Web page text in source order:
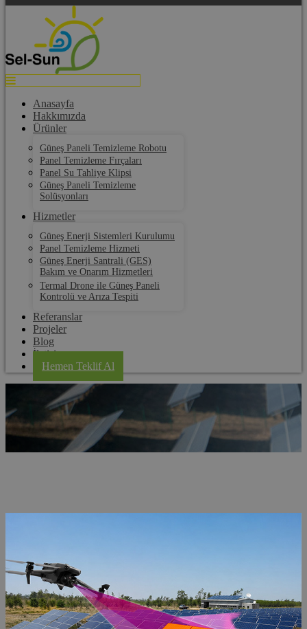
Anasayfa
Hakkımızda
Ürünler
Güneş Paneli Temizleme Robotu
Panel Temizleme Fırçaları
Panel Su Tahliye Klipsi
Güneş Paneli Temizleme
Solüsyonları
Hizmetler
Güneş Enerji Sistemleri Kurulumu
Panel Temizleme Hizmeti
Güneş Enerji Santrali (GES)
Bakım ve Onarım Hizmetleri
Termal Drone ile Güneş Paneli
Kontrolü ve Arıza Tespiti
Referanslar
Projeler
Blog
İletişim
Hemen Teklif Al